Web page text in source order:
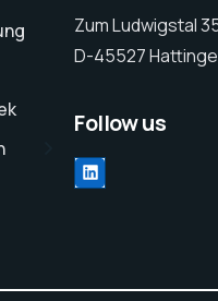
Zum Ludwigstal
D-45527
Follow us